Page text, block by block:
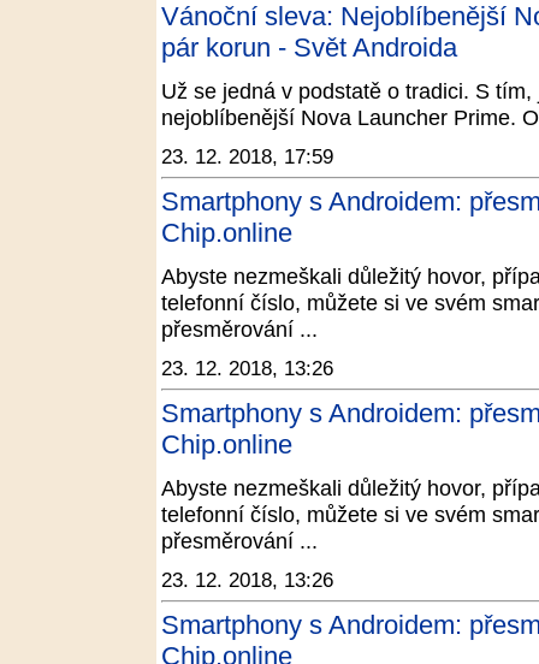
Vánoční sleva: Nejoblíbenější
pár korun - Svět Androida
Už se jedná v podstatě o tradici. S
nejoblíbenější Nova Launcher Prime.
23. 12. 2018, 17:59
Smartphony s Androidem:
Chip.online
Abyste nezmeškali důležitý hovor,
telefonní číslo, můžete si ve svém
přesměrování ...
23. 12. 2018, 13:26
Smartphony s Androidem:
Chip.online
Abyste nezmeškali důležitý hovor,
telefonní číslo, můžete si ve svém
přesměrování ...
23. 12. 2018, 13:26
Smartphony s Androidem:
Chip.online